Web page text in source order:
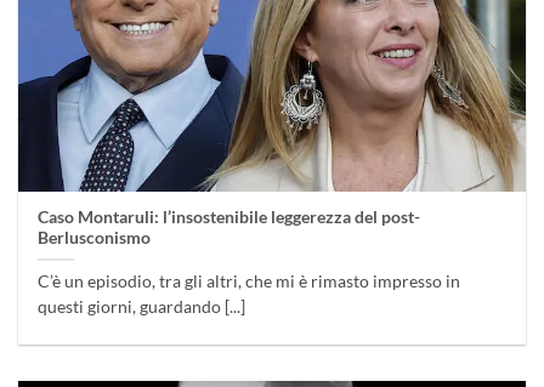
Caso Montaruli: l’insostenibile leggerezza del post-
Berlusconismo
C’è un episodio, tra gli altri, che mi è rimasto impresso in
questi giorni, guardando [...]